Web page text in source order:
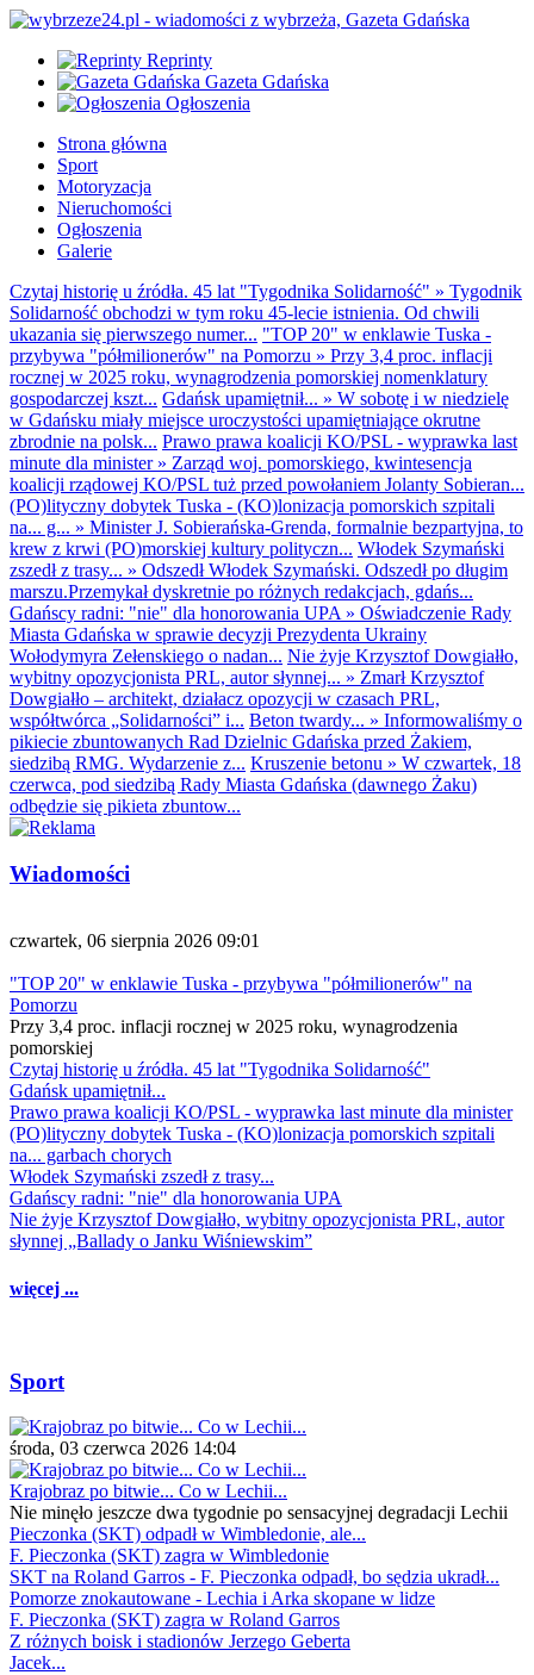
Reprinty
Gazeta Gdańska
Ogłoszenia
Strona główna
Sport
Motoryzacja
Nieruchomości
Ogłoszenia
Galerie
Czytaj historię u źródła. 45 lat "Tygodnika Solidarność" » Tygodnik
Solidarność obchodzi w tym roku 45-lecie istnienia. Od chwili
ukazania się pierwszego numer... "TOP 20" w enklawie Tuska -
przybywa "półmilionerów" na Pomorzu » Przy 3,4 proc. inflacji
rocznej w 2025 roku, wynagrodzenia pomorskiej nomenklatury
gospodarczej kszt... Gdańsk upamiętnił... » W sobotę i w niedzielę
w Gdańsku miały miejsce uroczystości upamiętniające okrutne
zbrodnie na polsk... Prawo prawa koalicji KO/PSL - wyprawka last
minute dla minister» Zarząd woj. pomorskiego, kwintesencja
koalicji rządowej KO/PSL tuż przed powołaniem Jolanty Sobieran...
(PO)lityczny dobytek Tuska - (KO)lonizacja pomorskich szpitali
na... g... » Minister J. Sobierańska-Grenda, formalnie bezpartyjna, to
krew z krwi (PO)morskiej kultury polityczn... Włodek Szymański
zszedł z trasy... » Odszedł Włodek Szymański. Odszedł po długim
marszu.Przemykał dyskretnie po różnych redakcjach, gdańs...
Gdańscy radni: "nie" dla honorowania UPA » Oświadczenie Rady
Miasta Gdańska w sprawie decyzji Prezydenta Ukrainy
Wołodymyra Zełenskiego o nadan... Nie żyje Krzysztof Dowgiałło,
wybitny opozycjonista PRL, autor słynnej... » Zmarł Krzysztof
Dowgiałło – architekt, działacz opozycji w czasach PRL,
współtwórca „Solidarności” i... Beton twardy... » Informowaliśmy o
pikiecie zbuntowanych Rad Dzielnic Gdańska przed Żakiem,
siedzibą RMG. Wydarzenie z... Kruszenie betonu » W czwartek, 18
czerwca, pod siedzibą Rady Miasta Gdańska (dawnego Żaku)
odbędzie się pikieta zbuntow...
Wiadomości
czwartek, 06 sierpnia 2026 09:01
"TOP 20" w enklawie Tuska - przybywa "półmilionerów" na
Pomorzu
Przy 3,4 proc. inflacji rocznej w 2025 roku, wynagrodzenia
pomorskiej
Czytaj historię u źródła. 45 lat "Tygodnika Solidarność"
Gdańsk upamiętnił...
Prawo prawa koalicji KO/PSL - wyprawka last minute dla minister
(PO)lityczny dobytek Tuska - (KO)lonizacja pomorskich szpitali
na... garbach chorych
Włodek Szymański zszedł z trasy...
Gdańscy radni: "nie" dla honorowania UPA
Nie żyje Krzysztof Dowgiałło, wybitny opozycjonista PRL, autor
słynnej „Ballady o Janku Wiśniewskim”
więcej ...
Sport
środa, 03 czerwca 2026 14:04
Krajobraz po bitwie... Co w Lechii...
Nie minęło jeszcze dwa tygodnie po sensacyjnej degradacji Lechii
Pieczonka (SKT) odpadł w Wimbledonie, ale...
F. Pieczonka (SKT) zagra w Wimbledonie
SKT na Roland Garros - F. Pieczonka odpadł, bo sędzia ukradł...
Pomorze znokautowane - Lechia i Arka skopane w lidze
F. Pieczonka (SKT) zagra w Roland Garros
Z różnych boisk i stadionów Jerzego Geberta
Jacek...